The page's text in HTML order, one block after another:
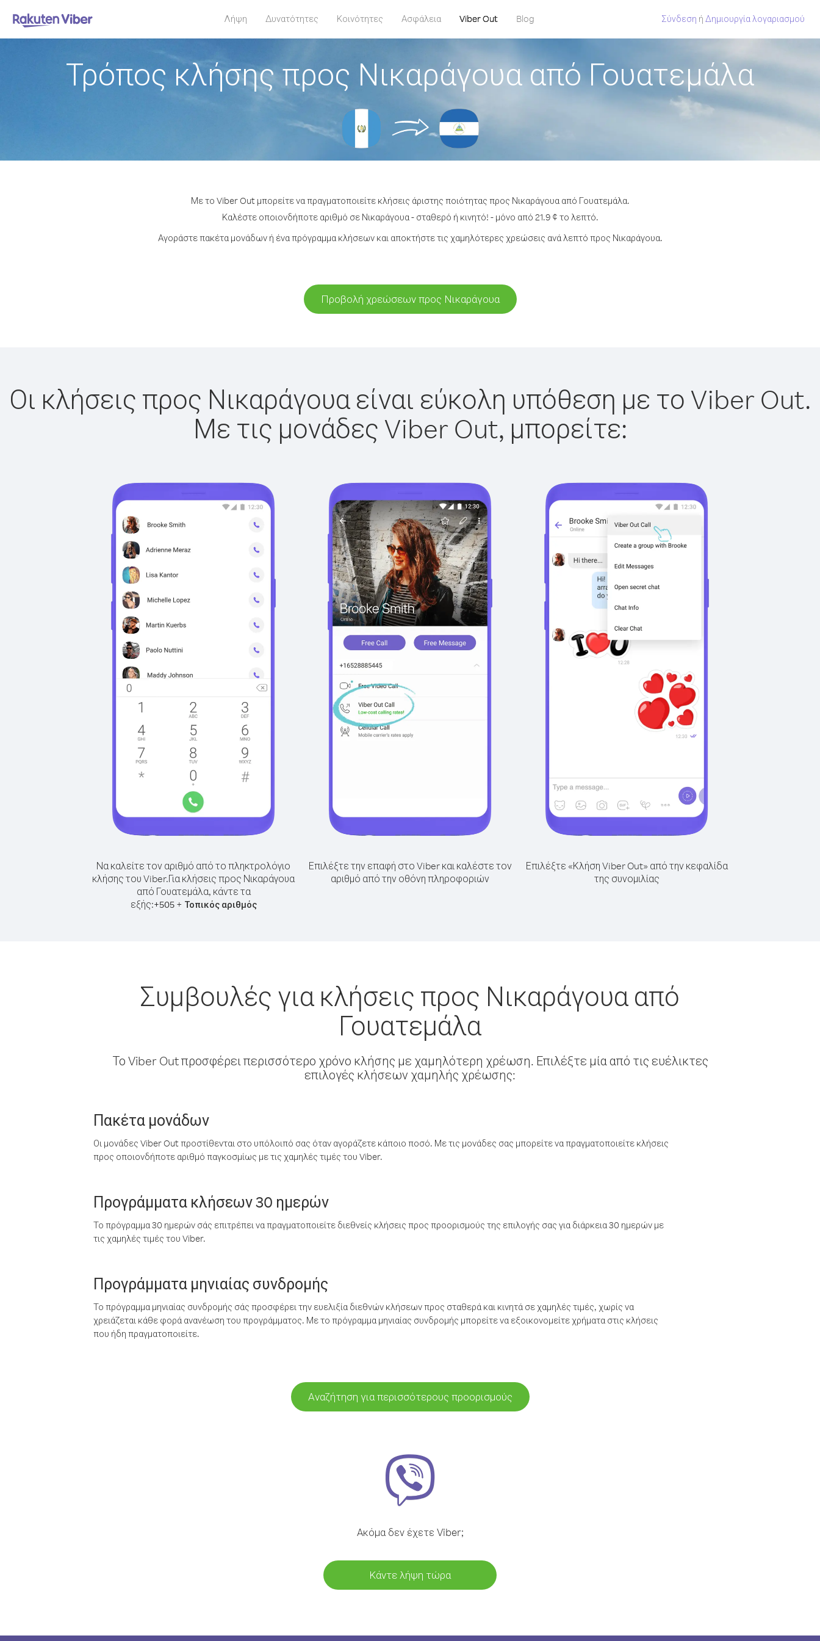
Λήψη Δυνατότητες Κοινότητες Ασφάλεια Viber Out Blog Σύνδεση ή Δημιουργία λογαριασμού
Τρόπος κλήσης προς Νικαράγουα από Γουατεμάλα
Με το Viber Out μπορείτε να πραγματοποιείτε κλήσεις άριστης ποιότητας προς Νικαράγουα από Γουατεμάλα.
Καλέστε οποιονδήποτε αριθμό σε Νικαράγουα - σταθερό ή κινητό! - μόνο από 21.9 ¢ το λεπτό.
Αγοράστε πακέτα μονάδων ή ένα πρόγραμμα κλήσεων και αποκτήστε τις χαμηλότερες χρεώσεις ανά λεπτό προς Νικαράγουα.
Προβολή χρεώσεων προς Νικαράγουα
Οι κλήσεις προς Νικαράγουα είναι εύκολη υπόθεση με το Viber Out.
Με τις μονάδες Viber Out, μπορείτε:
Να καλείτε τον αριθμό από το πληκτρολόγιο
κλήσης του Viber.Για κλήσεις προς Νικαράγουα
από Γουατεμάλα, κάντε τα
εξής:+505+ Τοπικός αριθμός
Επιλέξτε την επαφή στο Viber και καλέστε τον
αριθμό από την οθόνη πληροφοριών
Επιλέξτε «Κλήση Viber Out» από την κεφαλίδα
της συνομιλίας
Συμβουλές για κλήσεις προς Νικαράγουα από
Γουατεμάλα
Το Viber Out προσφέρει περισσότερο χρόνο κλήσης με χαμηλότερη χρέωση. Επιλέξτε μία από τις ευέλικτες
επιλογές κλήσεων χαμηλής χρέωσης:
Πακέτα μονάδων
Οι μονάδες Viber Out προστίθενται στο υπόλοιπό σας όταν αγοράζετε κάποιο ποσό. Με τις μονάδες σας μπορείτε να πραγματοποιείτε κλήσεις
προς οποιονδήποτε αριθμό παγκοσμίως με τις χαμηλές τιμές του Viber.
Προγράμματα κλήσεων 30 ημερών
Το πρόγραμμα 30 ημερών σάς επιτρέπει να πραγματοποιείτε διεθνείς κλήσεις προς προορισμούς της επιλογής σας για διάρκεια 30 ημερών με
τις χαμηλές τιμές του Viber.
Προγράμματα μηνιαίας συνδρομής
Το πρόγραμμα μηνιαίας συνδρομής σάς προσφέρει την ευελιξία διεθνών κλήσεων προς σταθερά και κινητά σε χαμηλές τιμές, χωρίς να
χρειάζεται κάθε φορά ανανέωση του προγράμματος. Με το πρόγραμμα μηνιαίας συνδρομής μπορείτε να εξοικονομείτε χρήματα στις κλήσεις
που ήδη πραγματοποιείτε.
Αναζήτηση για περισσότερους προορισμούς
Ακόμα δεν έχετε Viber;
Κάντε λήψη τώρα